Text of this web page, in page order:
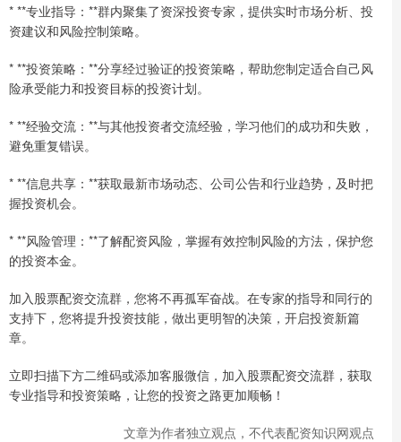
* **专业指导：**群内聚集了资深投资专家，提供实时市场分析、投
资建议和风险控制策略。
* **投资策略：**分享经过验证的投资策略，帮助您制定适合自己风
险承受能力和投资目标的投资计划。
* **经验交流：**与其他投资者交流经验，学习他们的成功和失败，
避免重复错误。
* **信息共享：**获取最新市场动态、公司公告和行业趋势，及时把
握投资机会。
* **风险管理：**了解配资风险，掌握有效控制风险的方法，保护您
的投资本金。
加入股票配资交流群，您将不再孤军奋战。在专家的指导和同行的
支持下，您将提升投资技能，做出更明智的决策，开启投资新篇
章。
立即扫描下方二维码或添加客服微信，加入股票配资交流群，获取
专业指导和投资策略，让您的投资之路更加顺畅！
文章为作者独立观点，不代表配资知识网观点